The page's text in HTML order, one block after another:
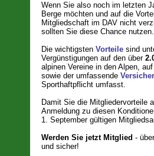
Wenn Sie also noch im letzten
Berge möchten und auf die
Mitgliedschaft im DAV nicht
sollten Sie diese Chance nutzen.
Die wichtigsten Vorteilesind
Vergünstigungen auf den über
alpinen Vereine in den Alpen,
sowie der umfassende
Sporthaftpflicht umfasst.
Damit Sie die Mitgliedervorteile
Anmeldung zu diesen
1. September gültigen
Werden Sie jetzt Mitglied -
und sicher!